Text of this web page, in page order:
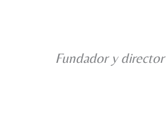
Fundador y